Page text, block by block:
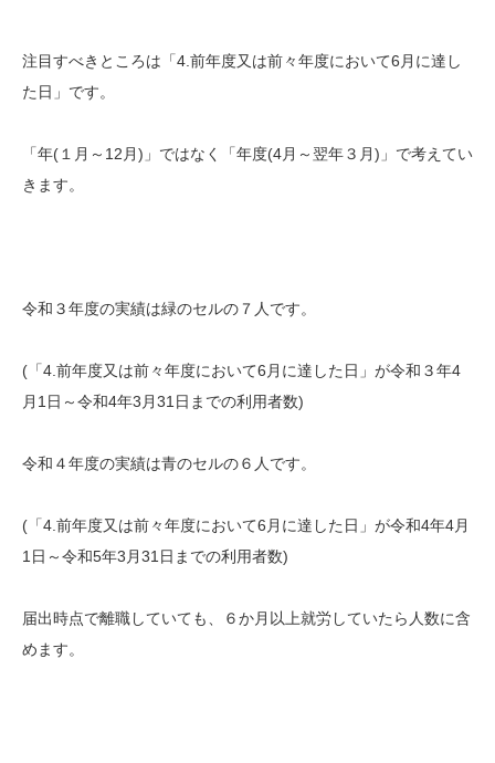
注目すべきところは「4.前年度又は前々年度において6月に達し
た日」です。
「年(１月～12月)」ではなく「年度(4月～翌年３月)」で考えてい
きます。
令和３年度の実績は緑のセルの７人です。
(「4.前年度又は前々年度において6月に達した日」が令和３年4
月1日～令和4年3月31日までの利用者数)
令和４年度の実績は青のセルの６人です。
(「4.前年度又は前々年度において6月に達した日」が令和4年4月
1日～令和5年3月31日までの利用者数)
届出時点で離職していても、６か月以上就労していたら人数に含
めます。